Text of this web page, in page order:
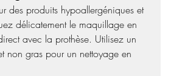
des produits hypoallergéniques et
délicatement le maquillage en
avec la prothèse. Utilisez un
non gras pour un nettoyage en